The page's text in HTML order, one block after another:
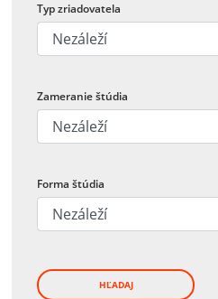
Typ zriadovatela
Zameranie štúdia
Forma štúdia
HĽADAJ